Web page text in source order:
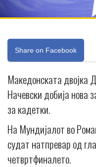
Share on Facebook
Македонската двојка
Начевски добија нова
за кадетки.
На Мундијалот во
судат натпревар од
четвртфиналето.